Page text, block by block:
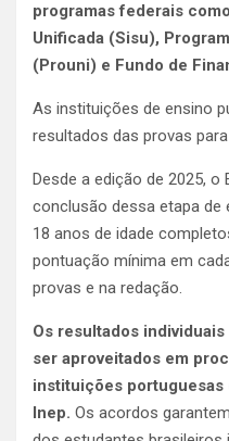
programas federais
Unificada (Sisu),
(Prouni) e Fundo de
As instituições de ensino
resultados das provas
Desde a edição de 2025,
conclusão dessa etapa
18 anos de idade
pontuação mínima em
provas e na redação.
Os resultados
ser aproveitados em
instituições portuguesas
Inep. Os acordos